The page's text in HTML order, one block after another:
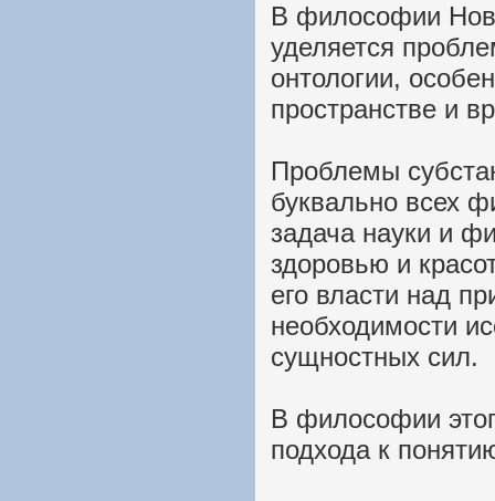
В философии
уделяется
онтологии,
пространстве и
Проблемы
буквально всех
задача науки и
здоровью и
его власти над
необходимости
сущностных сил.
В философии
подхода к